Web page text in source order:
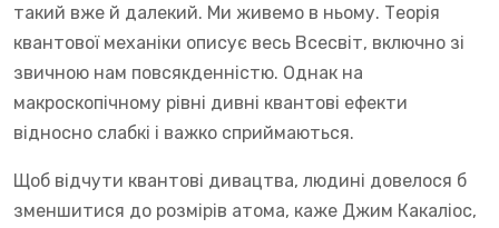
такий вже й далекий. Ми живемо в ньому. Теорія
квантової механіки описує весь Всесвіт, включно зі
звичною нам повсякденністю. Однак на
макроскопічному рівні дивні квантові ефекти
відносно слабкі і важко сприймаються.
Щоб відчути квантові дивацтва, людині довелося б
зменшитися до розмірів атома, каже Джим Какаліос,